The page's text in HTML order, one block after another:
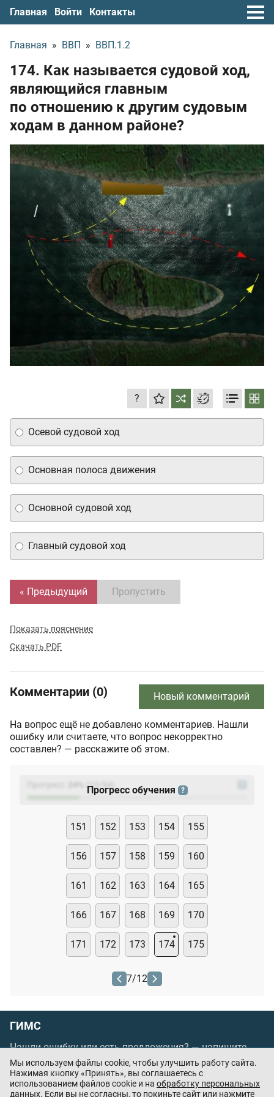
Главная Войти Контакты
Главная » ВВП » ВВП.1.2
174. Как называется судовой ход,
являющийся главным
по отношению к другим судовым
ходам в данном районе?
?
Главный судовой ход
Осевой судовой ход
Основная полоса движения
Основной судовой ход
« Предыдущий Пропустить
Показать пояснение
Скачать PDF
Комментарии (0) Новый комментарий
На вопрос ещё не добавлено комментариев. Нашли
ошибку или считаете, что вопрос некорректно
составлен? — расскажите об этом.
(23
Прогресс обучения ?
151 152 153 154 155
156 157 158 159 160
161 162 163 164 165
166 167 168 169 170
171 172 173 174 175
7/12
ГИМС
Нашли ошибку или есть предложения? —напишите
нам
Порядок проведения оплаты по банковским
картам/Цены/Оферта
Мы используем файлы cookie, чтобы улучшить работу сайта.
Нажимая кнопку «Принять», вы соглашаетесь с
использованием файлов cookie и на обработку персональных
данных. Если вы не согласны, то покиньте сайт или нажмите